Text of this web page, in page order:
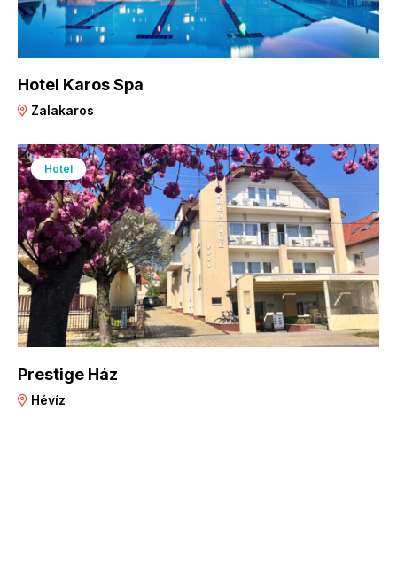
Hotel Karos Spa
Zalakaros
Hotel
Prestige Ház
Hévíz